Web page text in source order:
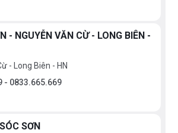
- NGUYỄN VĂN CỪ - LONG BIÊN -
- Long Biên - HN
- 0833.665.669
SƠN